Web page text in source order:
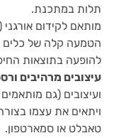
תלות במתכנת.
הטמעה קלה של כלים
להופעה בתוצאות
עיצובים מרהיבים
ועיצובים (גם
ויתאים את עצמו
טאבלט או סמארטפון.